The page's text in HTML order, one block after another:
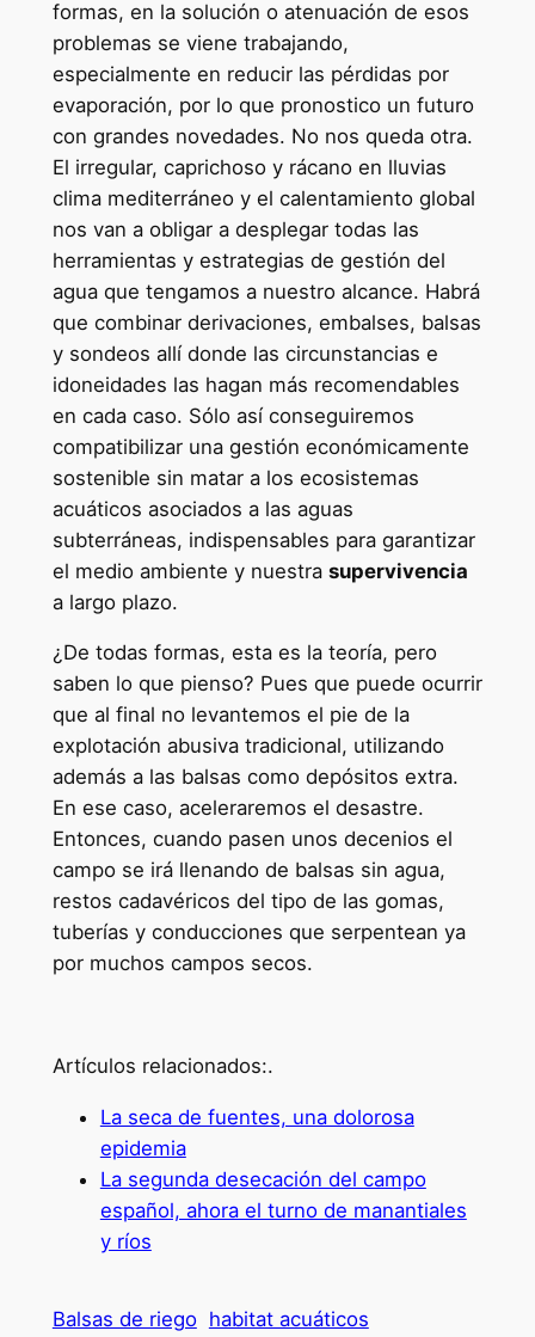
formas, en la solución o atenuación de esos
problemas se viene trabajando,
especialmente en reducir las pérdidas por
evaporación, por lo que pronostico un futuro
con grandes novedades. No nos queda otra.
El irregular, caprichoso y rácano en lluvias
clima mediterráneo y el calentamiento global
nos van a obligar a desplegar todas las
herramientas y estrategias de gestión del
agua que tengamos a nuestro alcance. Habrá
que combinar derivaciones, embalses, balsas
y sondeos allí donde las circunstancias e
idoneidades las hagan más recomendables
en cada caso. Sólo así conseguiremos
compatibilizar una gestión económicamente
sostenible sin matar a los ecosistemas
acuáticos asociados a las aguas
subterráneas, indispensables para garantizar
el medio ambiente y nuestra supervivencia
a largo plazo.
¿De todas formas, esta es la teoría, pero
saben lo que pienso? Pues que puede ocurrir
que al final no levantemos el pie de la
explotación abusiva tradicional, utilizando
además a las balsas como depósitos extra.
En ese caso, aceleraremos el desastre.
Entonces, cuando pasen unos decenios el
campo se irá llenando de balsas sin agua,
restos cadavéricos del tipo de las gomas,
tuberías y conducciones que serpentean ya
por muchos campos secos.
Artículos relacionados:.
La seca de fuentes, una dolorosa
epidemia
La segunda desecación del campo
español, ahora el turno de manantiales
y ríos
Balsas de riego habitat acuáticos